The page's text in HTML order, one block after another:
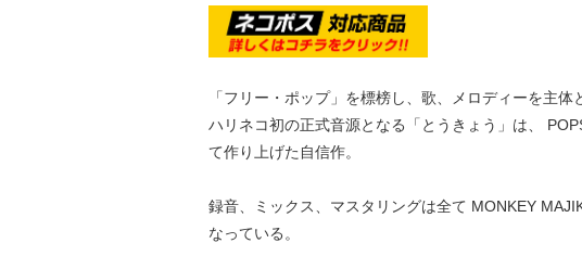
「フリー・ポップ」を標榜し、歌、メロディーを主
ハリネコ初の正式音源となる「とうきょう」は、
て作り上げた自信作。
録音、ミックス、マスタリングは全て MONKEY
なっている。